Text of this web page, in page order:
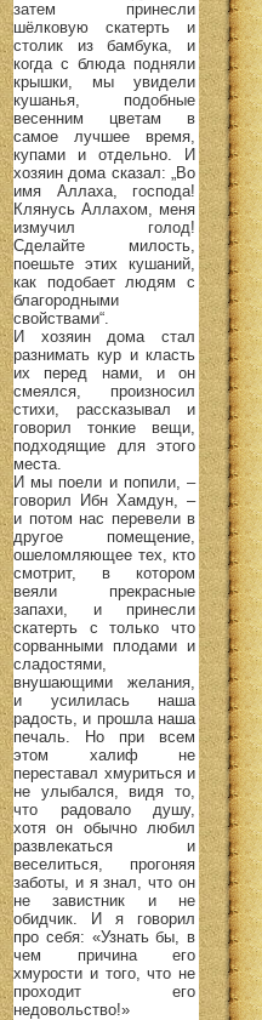
затем принесли
шёлковую скатерть и
столик из бамбука, и
когда с блюда подняли
крышки, мы увидели
кушанья, подобные
весенним цветам в
самое лучшее время,
купами и отдельно. И
хозяин дома сказал: „Во
имя Аллаха, господа!
Клянусь Аллахом, меня
измучил голод!
Сделайте милость,
поешьте этих кушаний,
как подобает людям с
благородными
свойствами“.
И хозяин дома стал
разнимать кур и класть
их перед нами, и он
смеялся, произносил
стихи, рассказывал и
говорил тонкие вещи,
подходящие для этого
места.
И мы поели и попили, –
говорил Ибн Хамдун, –
и потом нас перевели в
другое помещение,
ошеломляющее тех, кто
смотрит, в котором
веяли прекрасные
запахи, и принесли
скатерть с только что
сорванными плодами и
сладостями,
внушающими желания,
и усилилась наша
радость, и прошла наша
печаль. Но при всем
этом халиф не
переставал хмуриться и
не улыбался, видя то,
что радовало душу,
хотя он обычно любил
развлекаться и
веселиться, прогоняя
заботы, и я знал, что он
не завистник и не
обидчик. И я говорил
про себя: «Узнать бы, в
чем причина его
хмурости и того, что не
проходит его
недовольство!»